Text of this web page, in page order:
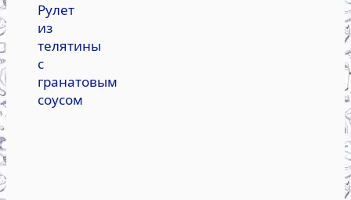
Рулет
из
телятины
с
гранатовым
соусом